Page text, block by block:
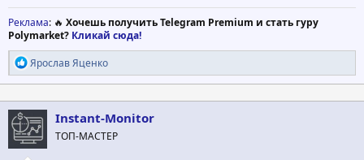
Реклама: 🔥 Хочешь получить Telegram Premium и стать гуру
Polymarket? Кликай сюда!
Р
е
а
к
ц
и
и
:
Ярослав Яценко
Instant-Monitor
ТОП-МАСТЕР